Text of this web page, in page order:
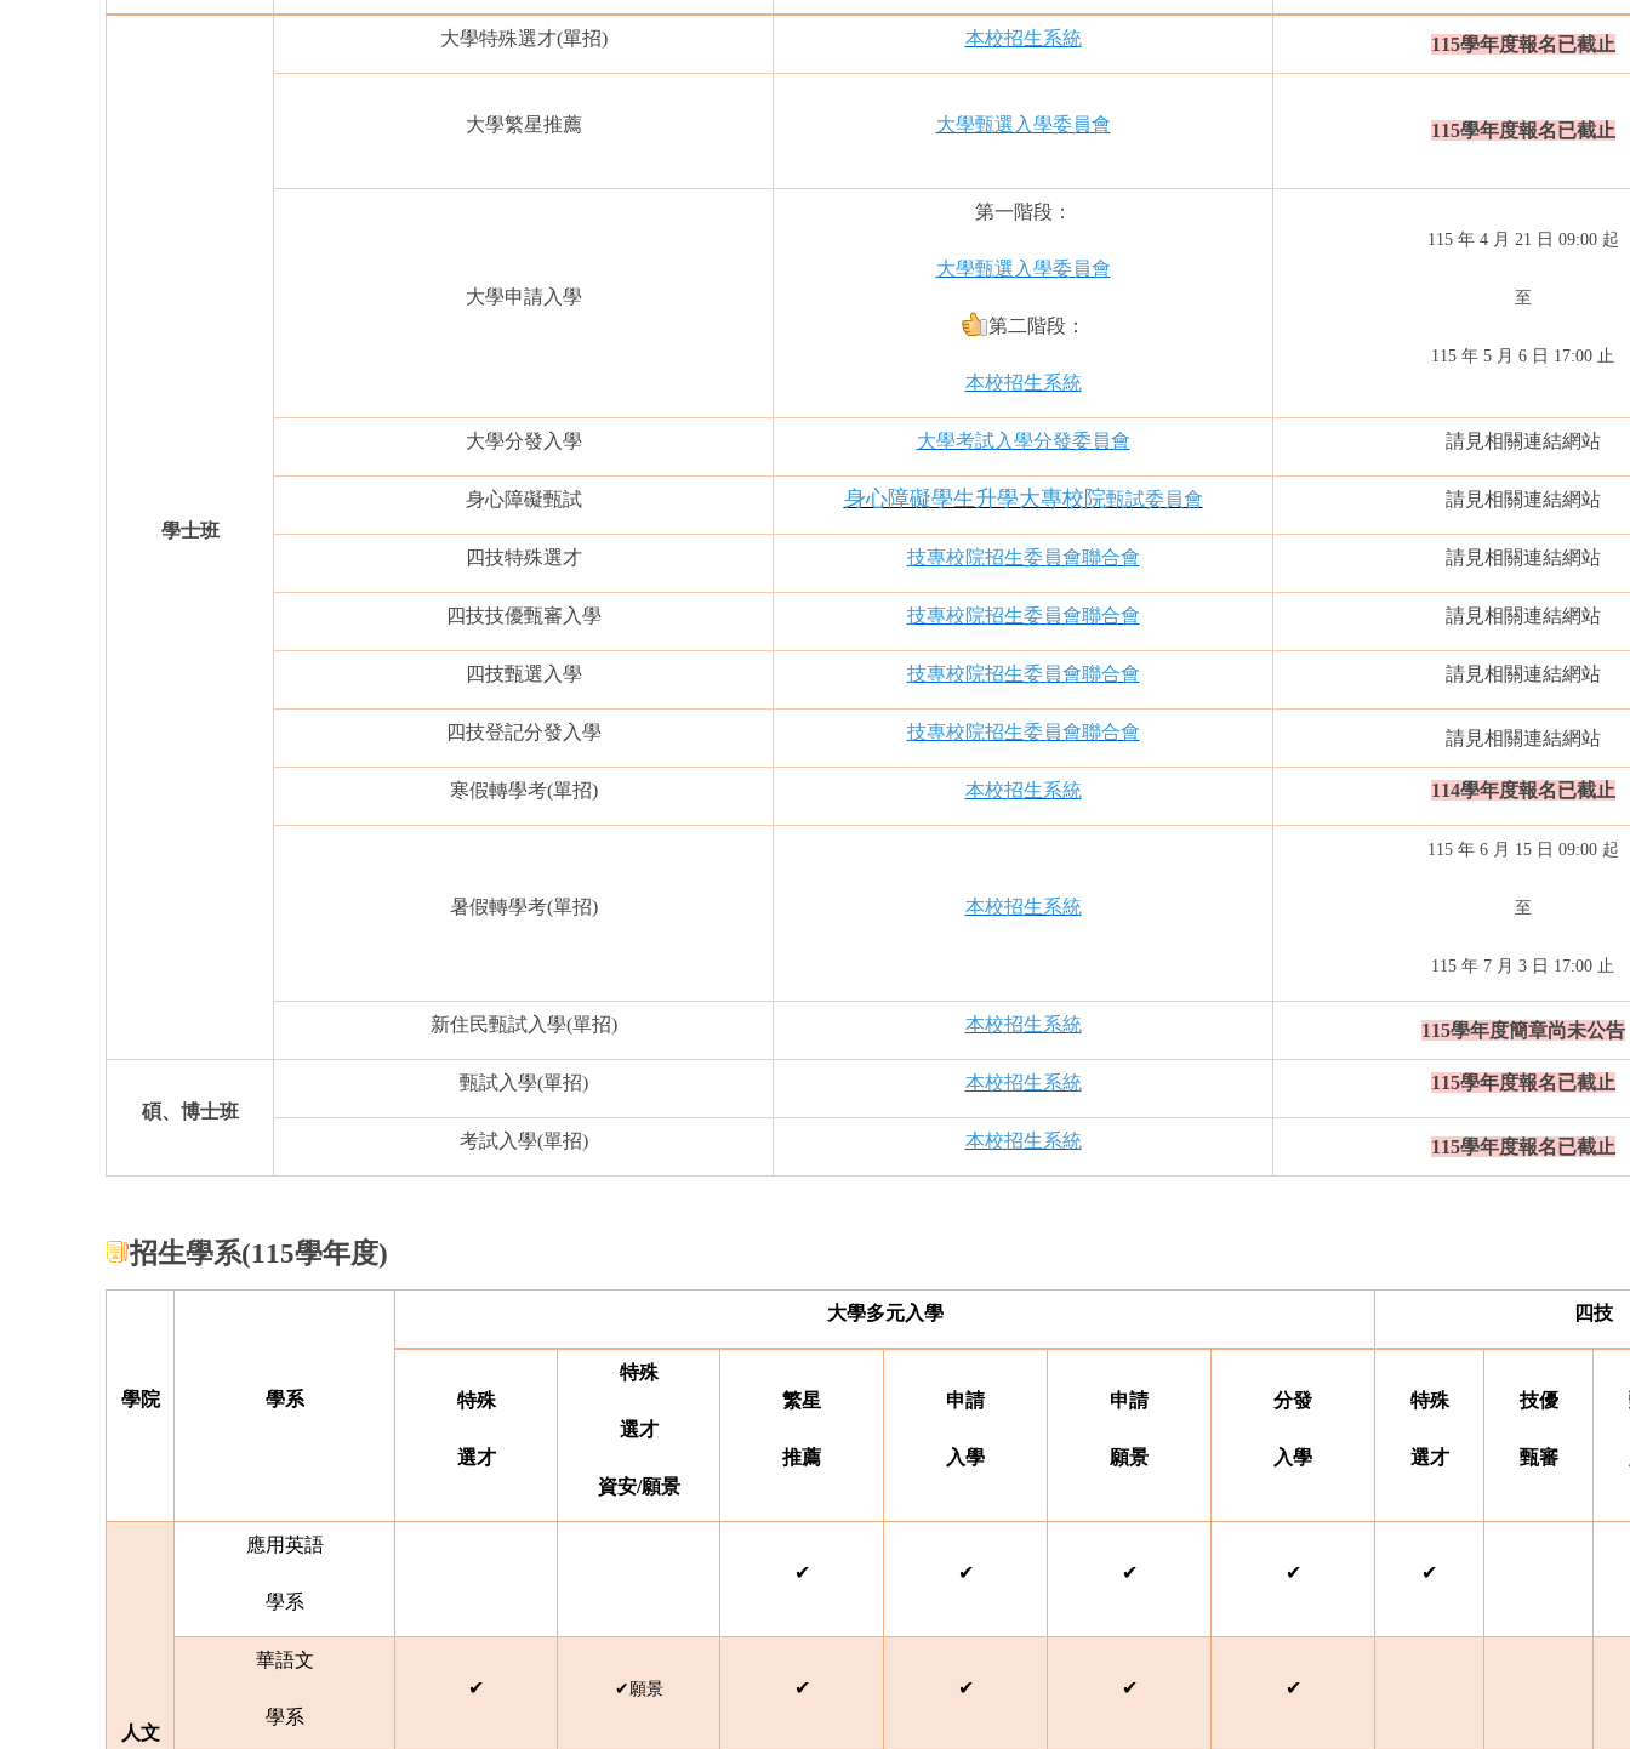
學士班
大學特殊選才(單招) 本校招生系統 115學年度報名已截止
大學繁星推薦 大學甄選入學委員會 115學年度報名已截止
大學申請入學
第一階段：
大學甄選入學委員會
第二階段：
本校招生系統
115 年 4 月 21 日 09:00 起
至
115 年 5 月 6 日 17:00 止
大學分發入學 大學考試入學分發委員會 請見相關連結網站
身心障礙甄試 身心障礙學生升學大專校院甄試委員會 請見相關連結網站
四技特殊選才 技專校院招生委員會聯合會 請見相關連結網站
四技技優甄審入學 技專校院招生委員會聯合會 請見相關連結網站
四技甄選入學 技專校院招生委員會聯合會 請見相關連結網站
四技登記分發入學 技專校院招生委員會聯合會 請見相關連結網站
寒假轉學考(單招) 本校招生系統 114學年度報名已截止
暑假轉學考(單招) 本校招生系統
115 年 6 月 15 日 09:00 起
至
115 年 7 月 3 日 17:00 止
新住民甄試入學(單招) 本校招生系統 115學年度簡章尚未公告
碩、博士班
甄試入學(單招) 本校招生系統 115學年度報名已截止
考試入學(單招) 本校招生系統 115學年度報名已截止
招生學系(115學年度)
學院 學系
大學多元入學 四技
特殊
選才
特殊
選才
資安/願景
繁星
推薦
申請
入學
申請
願景
分發
入學
特殊
選才
技優
甄審
人文
應用英語
學系
✔ ✔ ✔ ✔ ✔
華語文
學系
✔ ✔願景 ✔ ✔ ✔ ✔